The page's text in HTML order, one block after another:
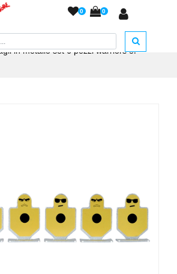
0 0
ARMERIA/Bersagli e
in metallo set 6 pezzi warriors of